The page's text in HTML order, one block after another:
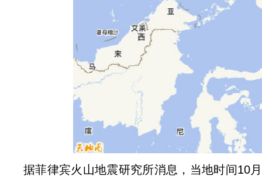
据菲律宾火山地震研究所消息，当地时间10